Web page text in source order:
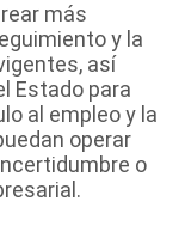
más
y la
así
Estado para
al empleo y la
operar
o